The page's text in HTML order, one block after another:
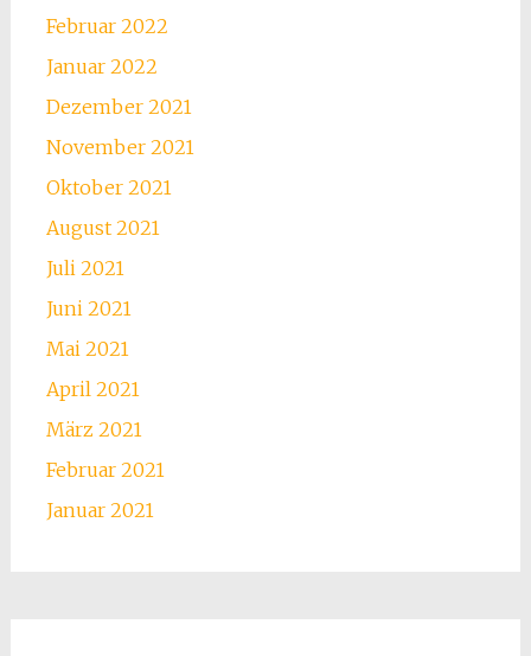
Februar 2022
Januar 2022
Dezember 2021
November 2021
Oktober 2021
August 2021
Juli 2021
Juni 2021
Mai 2021
April 2021
März 2021
Februar 2021
Januar 2021